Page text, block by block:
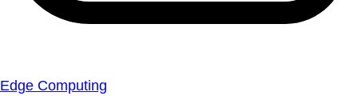
Edge Computing